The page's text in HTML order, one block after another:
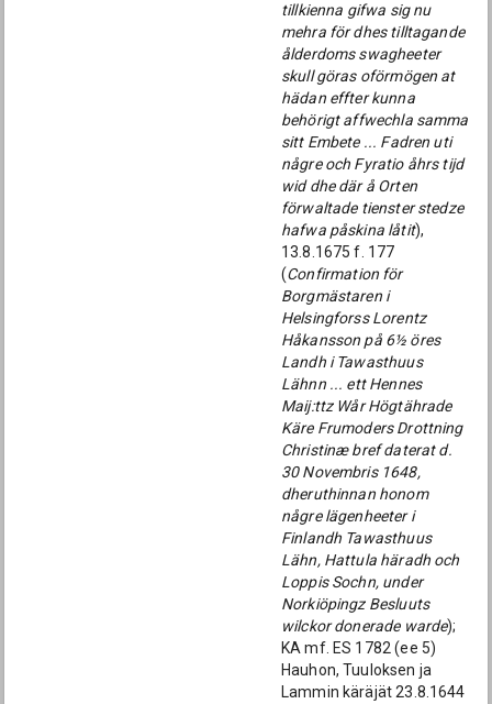
tillkienna gifwa sig nu
mehra för dhes tilltagande
ålderdoms swagheeter
skull göras oförmögen at
hädan effter kunna
behörigt affwechla samma
sitt Embete ... Fadren uti
någre och Fyratio åhrs tijd
wid dhe där å Orten
förwaltade tienster stedze
hafwa påskina låtit),
13.8.1675 f. 177
(Confirmation för
Borgmästaren i
Helsingforss Lorentz
Håkansson på 6½ öres
Landh i Tawasthuus
Lähnn ... ett Hennes
Maij:ttz Wår Högtährade
Käre Frumoders Drottning
Christinæ bref daterat d.
30 Novembris 1648,
dheruthinnan honom
någre lägenheeter i
Finlandh Tawasthuus
Lähn, Hattula häradh och
Loppis Sochn, under
Norkiöpingz Besluuts
wilckor donerade warde);
KA mf. ES 1782 (ee 5)
Hauhon, Tuuloksen ja
Lammin käräjät 23.8.1644